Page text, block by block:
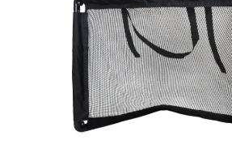
SPORTDOC
BOLLAR
KLISTERPRODUKTER